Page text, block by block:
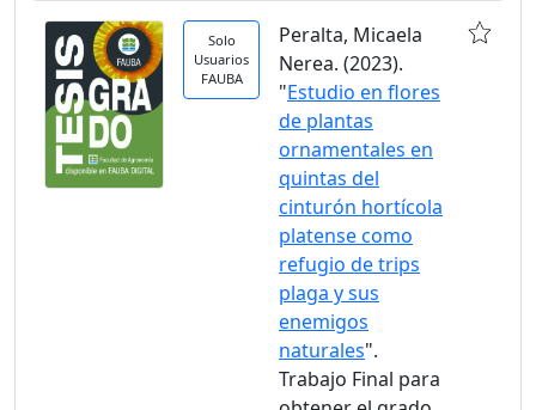
Solo
Usuarios
FAUBA
Peralta, Micaela
Nerea. (2023).
"Estudio en flores
de plantas
ornamentales en
quintas del
cinturón hortícola
platense como
refugio de trips
plaga y sus
enemigos
naturales".
Trabajo Final para